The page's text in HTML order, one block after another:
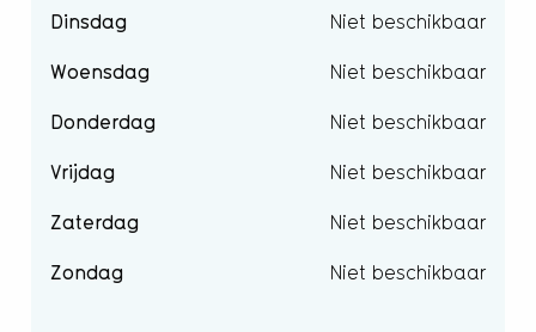
Dinsdag Niet beschikbaar
Woensdag Niet beschikbaar
Donderdag Niet beschikbaar
Vrijdag Niet beschikbaar
Zaterdag Niet beschikbaar
Zondag Niet beschikbaar